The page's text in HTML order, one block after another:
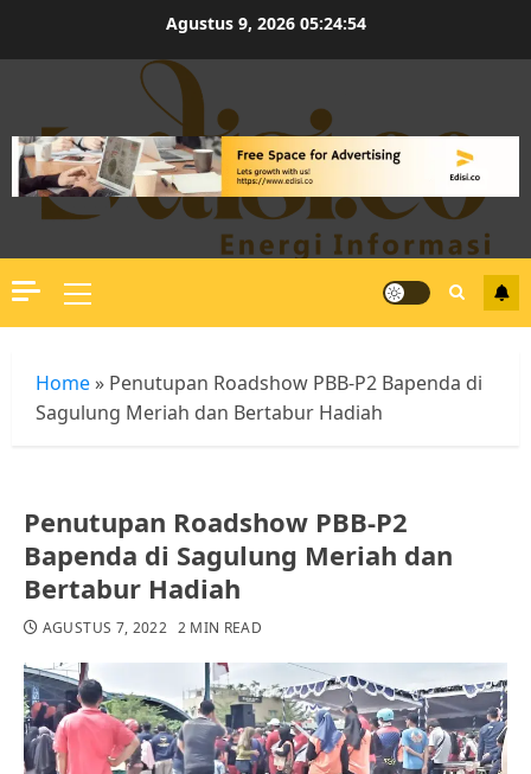
Agustus 9, 2026 05:24:55
Primary
Menu
Home » Penutupan Roadshow PBB-P2 Bapenda di
Sagulung Meriah dan Bertabur Hadiah
Penutupan Roadshow PBB-P2
Bapenda di Sagulung Meriah dan
Bertabur Hadiah
AGUSTUS 7, 2022 2 MIN READ